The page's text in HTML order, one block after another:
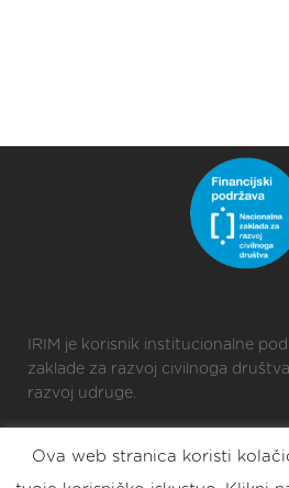
IRIM je korisnik institucionalne
zaklade za razvoj civilnoga
razvoj udruge.
Ova web stranica koristi